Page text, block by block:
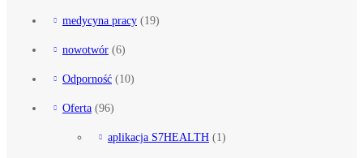
medycyna pracy (19)
nowotwór (6)
Odporność (10)
Oferta (96)
aplikacja S7HEALTH (1)